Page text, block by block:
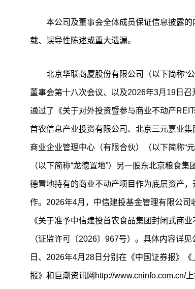
本公司及董事会全体成员保证信息披露
载、误导性陈述或重大遗漏。
北京华联商厦股份有限公司（以下简称“
董事会第十八次会议、以及2026年3月19日
通过了《关于对外投资暨参与商业不动产
首农信息产业投资有限公司、北京三元嘉业
商业企业管理中心（有限合伙）（以下简称“
（以下简称“龙德置地”）另一股东北京粮食
德置地持有的商业不动产项目作为底层资产
作。2026年4月，中信建投基金管理有限公
《关于准予中信建投首农食品集团封闭式商
（证监许可〔2026〕967号）。具体内容详
日、2026年4月28日分别在《中国证券报》
报》和巨潮资讯网http://www.cninfo.com.cn/